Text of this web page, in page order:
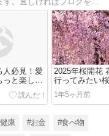
人必見！愛
と楽しく
ト
2025年桜開花
行ってみたい
1年5ヶ月前
康 #お金 #食べ物